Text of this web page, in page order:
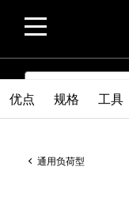
SEARCH
通用负荷型
优点 规格 工具